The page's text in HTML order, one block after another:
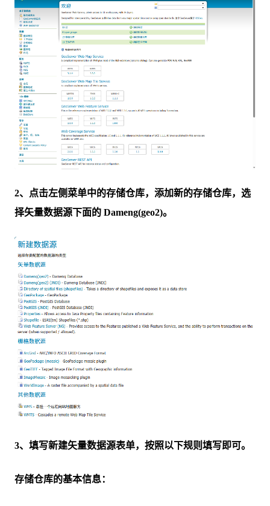
2、点击左侧菜单中的存储仓库，添加新的存储仓库，选
择矢量数据源下面的 Dameng(geo2)。
3、填写新建矢量数据源表单，按照以下规则填写即可。
存储仓库的基本信息：